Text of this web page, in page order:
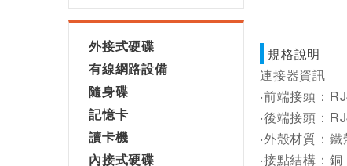
外接式硬碟
有線網路設備
隨身碟
記憶卡
讀卡機
內接式硬碟
規格說明
連接器資訊
‧前端接頭：
‧後端接頭：
‧外殼材質：
‧接點結構：銅